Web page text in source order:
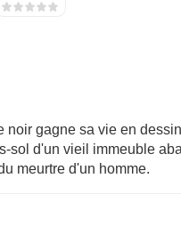
noir gagne sa vie en
sol d'un vieil immeuble
meurtre d'un homme.